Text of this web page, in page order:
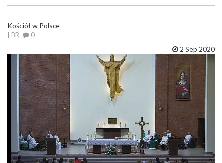
Kościół w Polsce
| BR 0
2 Sep 2020